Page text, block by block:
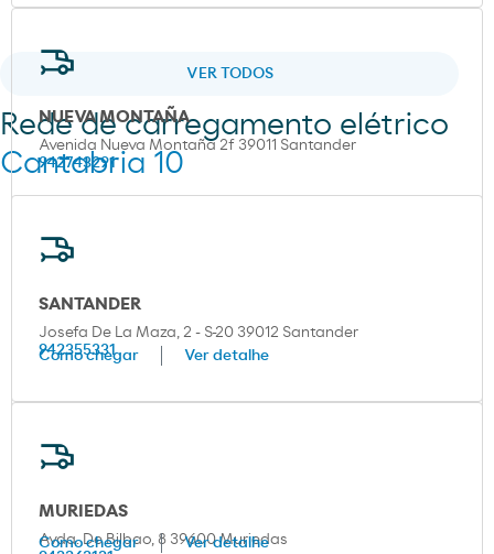
VER TODOS
NUEVA MONTAÑA
Avenida Nueva Montaña 2f 39011 Santander
942743291
Como chegar Ver detalhe
MURIEDAS
Avda. De Bilbao, 8 39600 Muriedas
Rede de carregamento elétrico
Cantabria 10
SANTANDER
Josefa De La Maza, 2 - S-20 39012 Santander
942355331
Como chegar Ver detalhe